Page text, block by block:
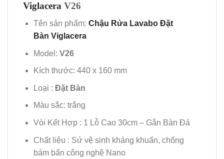
Viglacera V26
Tên sản phẩm: Chậu Rửa Lavabo Đặt
Bàn Viglacera
Model: V26
Kích thước: 440 x 160 mm
Loại : Đặt Bàn
Màu sắc: trắng
Vòi Kết Hợp : 1 Lỗ Cao 30cm – Gắn Bàn Đá
Chất liệu : Sứ vệ sinh kháng khuẩn, chống
bám bẩn công nghệ Nano